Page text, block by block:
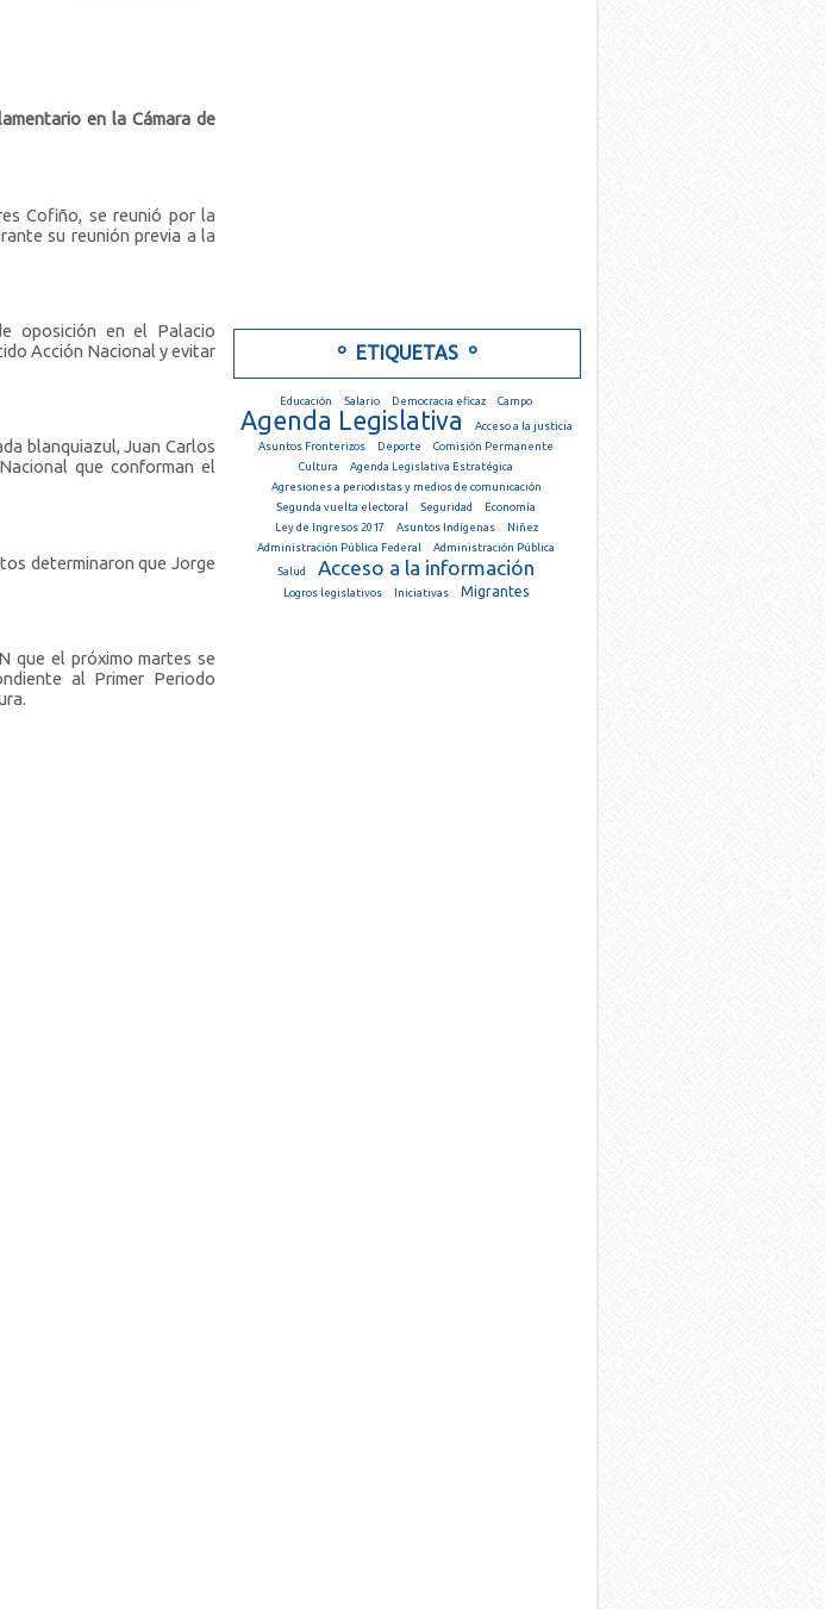
en la Cámara de
Cofiño, se reunió por la
su reunión previa a la
oposición en el Palacio
Acción Nacional y evitar
blanquiazul, Juan Carlos
que conforman el
determinaron que Jorge
que el próximo martes se
al Primer Periodo
º ETIQUETAS º
Educación Salario Democracia eficaz Campo
Agenda Legislativa
Acceso a la justicia
Asuntos Fronterizos
Deporte
Comisión Permanente
Cultura
Agenda Legislativa Estratégica
Agresiones a periodistas y medios de comunicación
Segunda vuelta electoral
Seguridad
Economía
Ley de Ingresos 2017
Asuntos Indígenas
Niñez
Administración Pública Federal
Administración Pública
Salud
Acceso a la información
Logros legislativos Iniciativas Migrantes